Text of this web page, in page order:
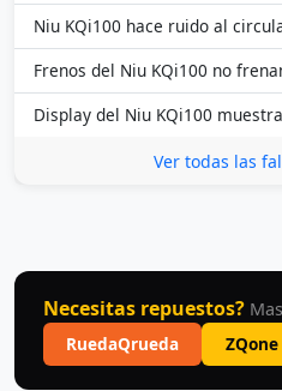
Niu KQi100 hace ruido al
Frenos del Niu KQi100 no
Display del Niu KQi100
Ver todas las
Necesitas repuestos?
RuedaQrueda
ZQone